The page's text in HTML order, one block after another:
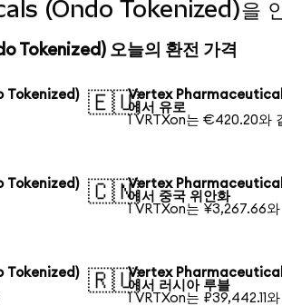
(Ondo Tokenized)을 인
Tokenized) 오늘의 환전 가격
Tokenized)
🇪🇺Vertex
에서 유로
1 VRTXon는 €420.20와
Tokenized)
🇨🇳Vertex
에서 중국 위안화
1 VRTXon는 ¥3,267.66
Tokenized)
🇷🇺Vertex
에서 러시아 루블
1 VRTXon는 ₽39,442.11